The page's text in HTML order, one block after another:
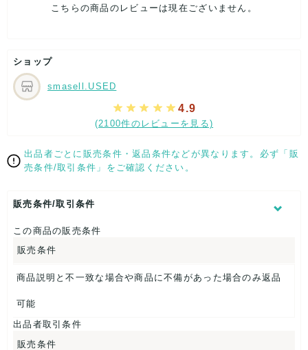
身幅：約49cm
新品、未使用
こちらは未使用のお品となります。
保管に伴う多少のダメージはご了承下さいませ。
【 サイズ・容量 】
表記サイズ：M
肩幅：約30cm
袖丈：約50cm
【 素材・成分 】
素材タグを撮影しておりますので、ご確認くださいませ。
【 商品札 】
なし
こちらの商品のレビューは現在ございません。
ショップ
smasell.USED
4.9
(2100件のレビューを見る)
出品者ごとに販売条件・返品条件などが異なります。必ず「販
売条件/取引条件」をご確認ください。
販売条件/取引条件
この商品の販売条件
販売条件
商品説明と不一致な場合や商品に不備があった場合のみ返品
可能
出品者取引条件
販売条件